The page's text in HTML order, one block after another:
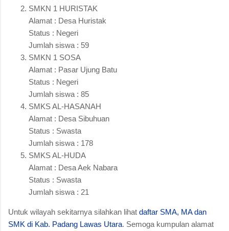
SMKN 1 HURISTAK
Alamat : Desa Huristak
Status : Negeri
Jumlah siswa : 59
SMKN 1 SOSA
Alamat : Pasar Ujung Batu
Status : Negeri
Jumlah siswa : 85
SMKS AL-HASANAH
Alamat : Desa Sibuhuan
Status : Swasta
Jumlah siswa : 178
SMKS AL-HUDA
Alamat : Desa Aek Nabara
Status : Swasta
Jumlah siswa : 21
Untuk wilayah sekitarnya silahkan lihat daftar SMA, MA dan
SMK di Kab. Padang Lawas Utara. Semoga kumpulan alamat